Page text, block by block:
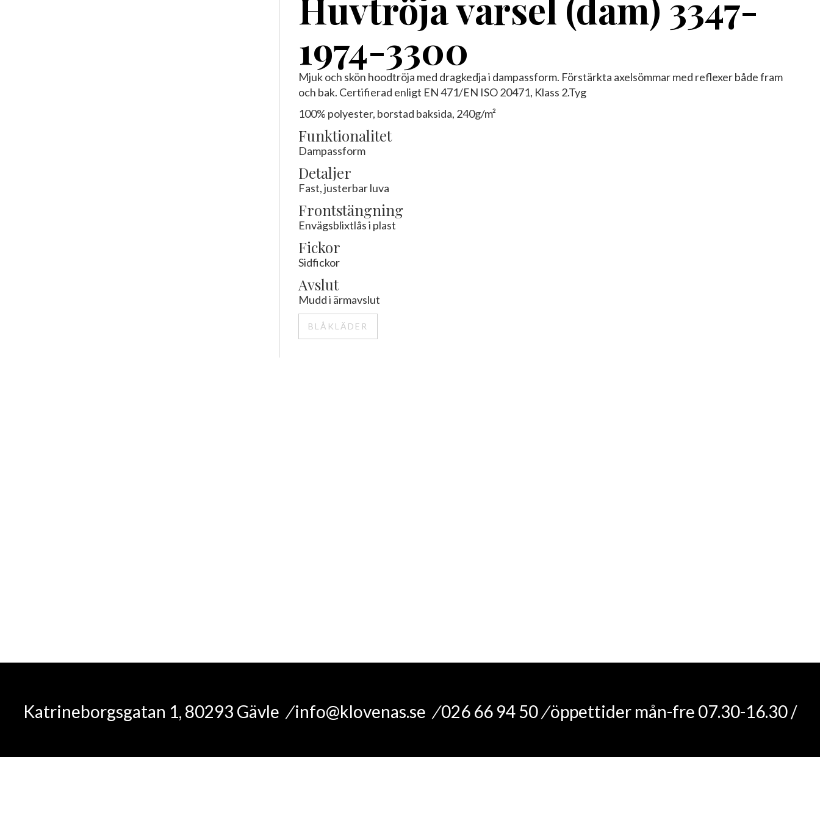
1974-3300
Mjuk och skön hoodtröja med dragkedja i dampassform. Förstärkta axelsömmar med reflexer både fram
och bak. Certifierad enligt EN 471/EN ISO 20471, Klass 2.Tyg
100% polyester, borstad baksida, 240g/m²
Funktionalitet
Dampassform
Detaljer
Fast, justerbar luva
Frontstängning
Envägsblixtlås i plast
Fickor
Sidfickor
Avslut
Mudd i ärmavslut
BLÅKLÄDER
Katrineborgsgatan 1, 80293 Gävle /info@klovenas.se /026 66 94 50/öppettider mån-fre 07.30-16.30 /